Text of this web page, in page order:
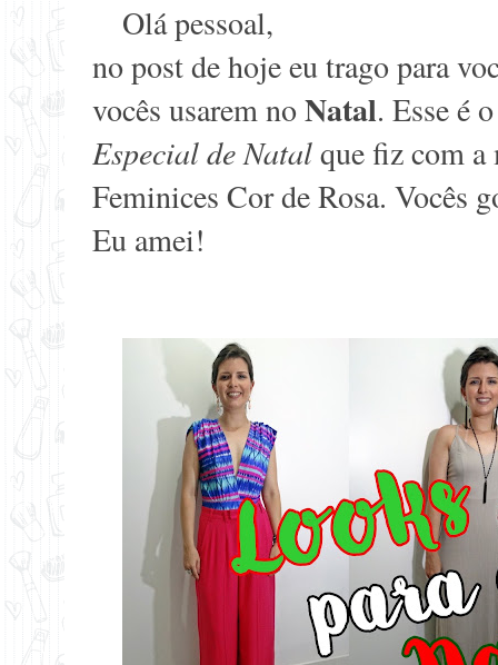
Olá pessoal,
no post de hoje eu trago para
vocês usarem noNatal. Esse é
Especial de Natalque fiz com a
Feminices Cor de Rosa. Vocês
Eu amei!